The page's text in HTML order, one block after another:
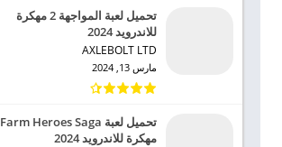
تحميل لعبة المواجهة 2 مهكرة
للاندرويد 2024
AXLEBOLT LTD‏
مارس 13, 2024
تحميل لعبة Farm Heroes Saga
مهكرة للاندرويد 2024